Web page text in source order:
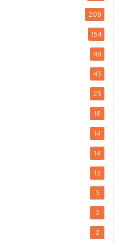
208
154
48
43
23
18
14
14
13
5
2
2